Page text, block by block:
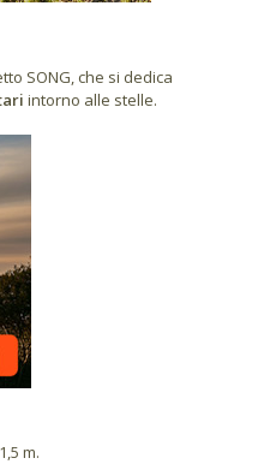
SONG, che si dedica
intorno alle stelle.
m.